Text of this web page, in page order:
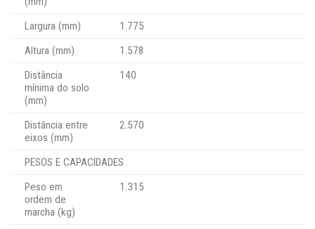
Largura (mm)
1.775
Altura (mm)
1.578
Distância
mínima do solo
(mm)
140
Distância entre
eixos (mm)
2.570
PESOS E CAPACIDADES
Peso em
ordem de
marcha (kg)
1.315